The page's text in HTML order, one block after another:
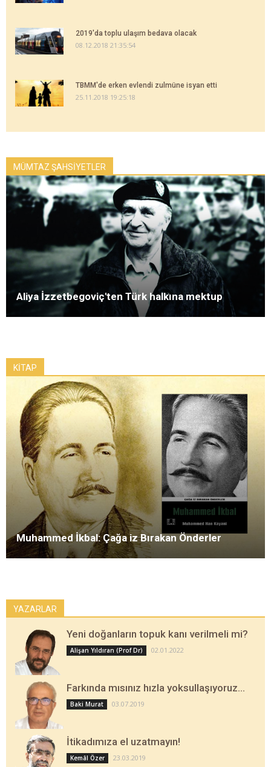
2019'da toplu ulaşım bedava olacak
08.12.2018 21:35:54
TBMM'de erken evlendi zulmüne isyan etti
25.11.2018 19:25:18
MÜMTAZ ŞAHSİYETLER
Aliya İzzetbegoviç'ten Türk halkına mektup
KİTAP
Muhammed İkbal: Çağa iz Bırakan Önderler
YAZARLAR
Yeni doğanların topuk kanı verilmeli mi?
Alişan Yıldıran (Prof Dr) 02.01.2022
Farkında mısınız hızla yoksullaşıyoruz…
Baki Murat 03.07.2019
İtikadımıza el uzatmayın!
Kemâl Özer 23.03.2019